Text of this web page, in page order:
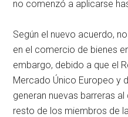
no comenzó a aplicarse
Según el nuevo acuerdo,
en el comercio de bienes
embargo, debido a que el
Mercado Único Europeo y
generan nuevas barreras
resto de los miembros de